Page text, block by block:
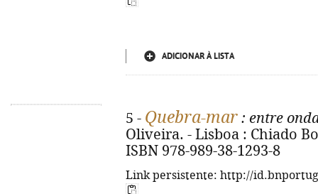
ADICIONAR À LISTA
5 - Quebra-mar : entre
Oliveira. - Lisboa : Chiado
ISBN 978-989-38-1293-8
Link persistente: http://